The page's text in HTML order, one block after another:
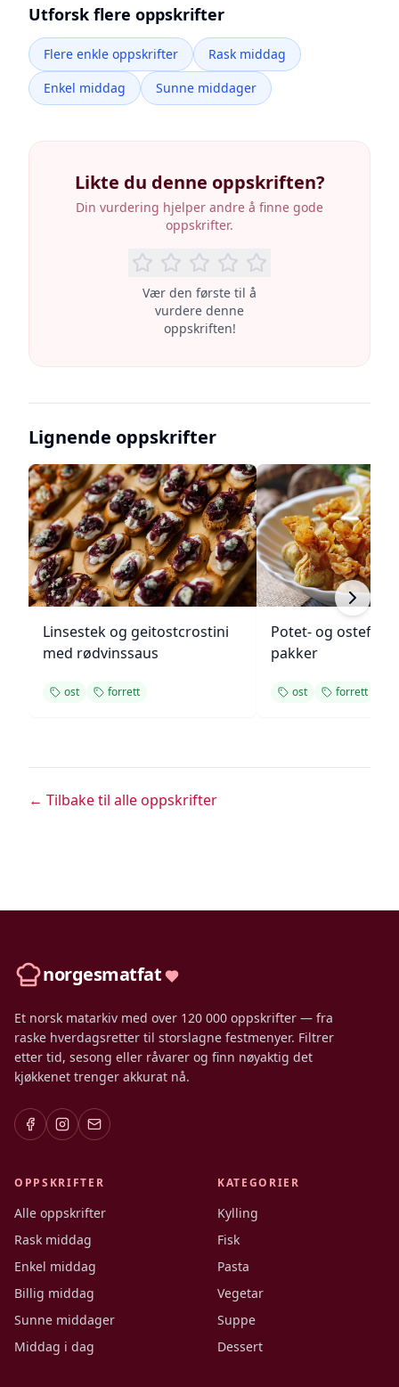
Utforsk flere oppskrifter
Flere enkle oppskrifter
Rask middag
Enkel middag
Sunne middager
Likte du denne oppskriften?
Din vurdering hjelper andre å finne gode
oppskrifter.
Vær den første til å
vurdere denne
oppskriften!
Lignende oppskrifter
Linsestek og geitostcrostini
med rødvinssaus
ost forrett
Potet- og
pakker
ost forrett
← Tilbake til alle oppskrifter
norgesmatfat
Et norsk matarkiv med over 120 000 oppskrifter — fra
raske hverdagsretter til storslagne festmenyer. Filtrer
etter tid, sesong eller råvarer og finn nøyaktig det
kjøkkenet trenger akkurat nå.
OPPSKRIFTER
Alle oppskrifter
Rask middag
Enkel middag
Billig middag
Sunne middager
Middag i dag
KATEGORIER
Kylling
Fisk
Pasta
Vegetar
Suppe
Dessert